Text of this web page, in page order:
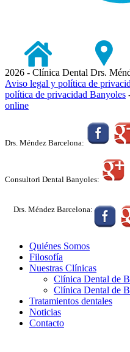
2026 - Clínica Dental Drs.
Aviso legal y política de
política de privacidad Banyoles
online
Drs. Méndez Barcelona:
Consultori Dental Banyoles:
Drs. Méndez Barcelona:
Quiénes Somos
Filosofía
Nuestras Clínicas
Clínica Dental de
Clínica Dental de
Tratamientos dentales
Noticias
Contacto